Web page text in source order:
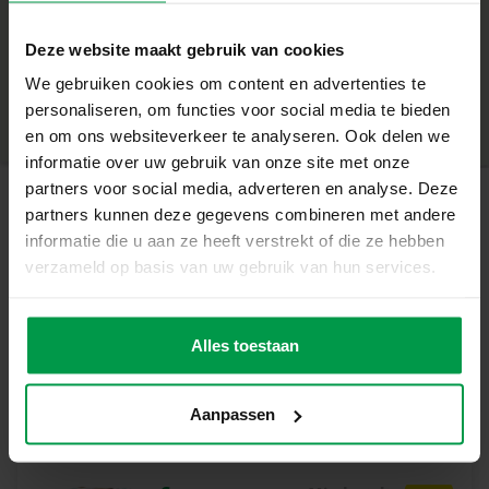
Deze website maakt gebruik van cookies
We gebruiken cookies om content en advertenties te
personaliseren, om functies voor social media te bieden
en om ons websiteverkeer te analyseren. Ook delen we
informatie over uw gebruik van onze site met onze
partners voor social media, adverteren en analyse. Deze
partners kunnen deze gegevens combineren met andere
informatie die u aan ze heeft verstrekt of die ze hebben
verzameld op basis van uw gebruik van hun services.
Alles toestaan
Aanpassen
– Fördert die Hand-Augen-Koordination und die
Feinmotorik
– Kreatives Spielen im Wasser
– Leicht von kleinen Händen zu halten
– Perfekt für Kinder ab 10 Monaten
Warum dies perfekt für Sie ist
Dieses Set ist ideal für Eltern, die ihren Kindern das Baden
noch mehr Spaß machen möchten. Es bietet eine
unterhaltsame Möglichkeit zum Spielen und Lernen und
Feinmotorik Ihres Kindes. Diese Fischboote machen jedes
Bad zu einem Abenteuer und regen das kreative Spiel
Ihres Kindes an.
– 4 multifunktionale Fischboote in verschiedenen Farben
Warum SES Creative wählen?
Produktnummer|
13098
Teilen Sie dieses Produkt
Ähnliche Produkte
Nachziehtier
aus Holz
Mindestalte